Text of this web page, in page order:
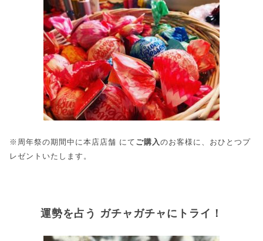
※周年祭の期間中に本店店舗 にて ご購入のお客様に、おひとつプ
レゼントいたします。
運勢を占う ガチャガチャにトライ！